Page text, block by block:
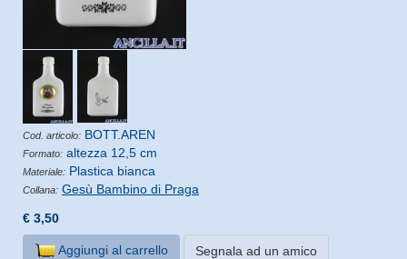
Cod. articolo: BOTT.AREN
Formato: altezza 12,5 cm
Materiale: Plastica bianca
Collana: Gesù Bambino di Praga
€ 3,50
Aggiungi al carrello Segnala ad un amico